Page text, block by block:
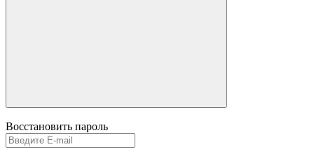
Восстановить пароль